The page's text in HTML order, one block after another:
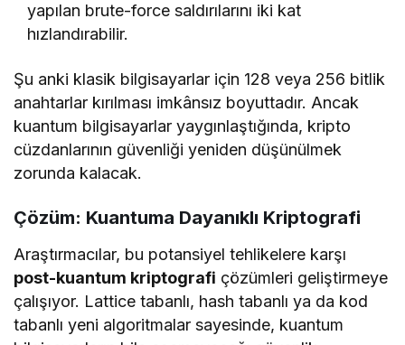
yapılan brute-force saldırılarını iki kat
hızlandırabilir.
Şu anki klasik bilgisayarlar için 128 veya 256 bitlik
anahtarlar kırılması imkânsız boyuttadır. Ancak
kuantum bilgisayarlar yaygınlaştığında, kripto
cüzdanlarının güvenliği yeniden düşünülmek
zorunda kalacak.
Çözüm: Kuantuma Dayanıklı Kriptografi
Araştırmacılar, bu potansiyel tehlikelere karşı
post-kuantum kriptografi çözümleri geliştirmeye
çalışıyor. Lattice tabanlı, hash tabanlı ya da kod
tabanlı yeni algoritmalar sayesinde, kuantum